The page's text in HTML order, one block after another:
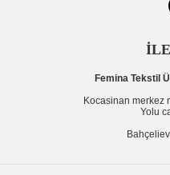
Femina Tekstil
Kocasinan merkez
Yolu